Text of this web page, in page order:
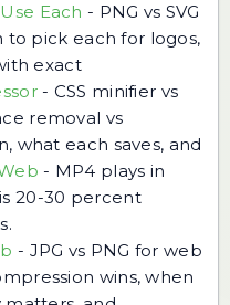
Each - PNG vs SVG
to pick each for logos,
exact
- CSS minifier vs
removal vs
what each saves, and
- MP4 plays in
20-30 percent
- JPG vs PNG for web
wins, when